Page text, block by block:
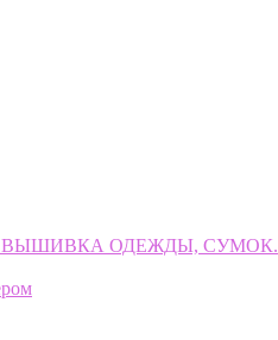
ВЫШИВКА ОДЕЖДЫ, СУМОК.